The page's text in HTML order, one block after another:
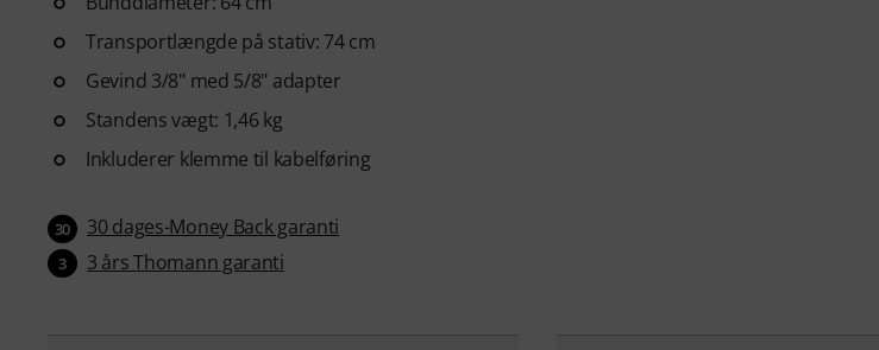
Transportlængde på stativ: 74 cm
Gevind 3/8" med 5/8" adapter
Standens vægt: 1,46 kg
Inkluderer klemme til kabelføring
30 30 dages-Money Back garanti
3 3 års Thomann garanti